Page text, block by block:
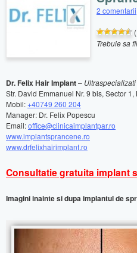
2 comentarii
(
Trebuie sa fii
Dr. Felix Hair Implant–
Str. David Emmanuel Nr. 9 bis, Sector
Mobil:+40749 260 204
Manager: Dr. Felix Popescu
Email:office@clinicaimplantpar.ro
www.implantsprancene.ro
www.drfelixhairimplant.ro
Consultatie gratuita implant
Imagini inainte si dupa implantul de